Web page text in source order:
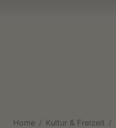
Home Kultur & Freizeit